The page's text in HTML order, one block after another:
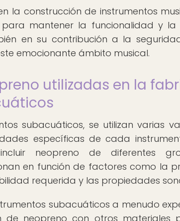
la construcción de instrumentos
mantener la funcionalidad y
en su contribución a la
emocionante ámbito musical.
utilizadas en la
subacuáticos, se utilizan varias
específicas de cada
neopreno de diferentes
en función de factores como la
requerida y las propiedades
subacuáticos a menudo
de neopreno con otros materiales